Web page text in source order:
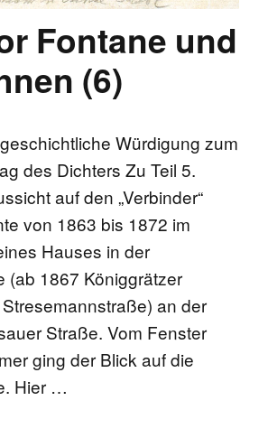
Fontane und
(6)
Würdigung zum
des Dichters Zu Teil 5.
auf den „Verbinder“
von 1863 bis 1872 im
Hauses in der
(ab 1867 Königgrätzer
an der
Straße. Vom Fenster
ging der Blick auf die
Hier …